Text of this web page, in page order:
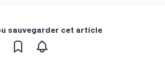
sauvegarder cet article